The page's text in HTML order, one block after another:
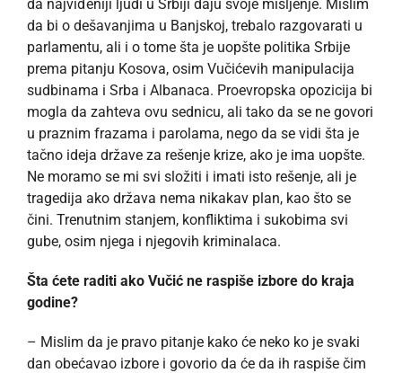
da najviđeniji ljudi u Srbiji daju svoje mišljenje. Mislim
da bi o dešavanjima u Banjskoj, trebalo razgovarati u
parlamentu, ali i o tome šta je uopšte politika Srbije
prema pitanju Kosova, osim Vučićevih manipulacija
sudbinama i Srba i Albanaca. Proevropska opozicija bi
mogla da zahteva ovu sednicu, ali tako da se ne govori
u praznim frazama i parolama, nego da se vidi šta je
tačno ideja države za rešenje krize, ako je ima uopšte.
Ne moramo se mi svi složiti i imati isto rešenje, ali je
tragedija ako država nema nikakav plan, kao što se
čini. Trenutnim stanjem, konfliktima i sukobima svi
gube, osim njega i njegovih kriminalaca.
Šta ćete raditi ako Vučić ne raspiše izbore do kraja
godine?
– Mislim da je pravo pitanje kako će neko ko je svaki
dan obećavao izbore i govorio da će da ih raspiše čim